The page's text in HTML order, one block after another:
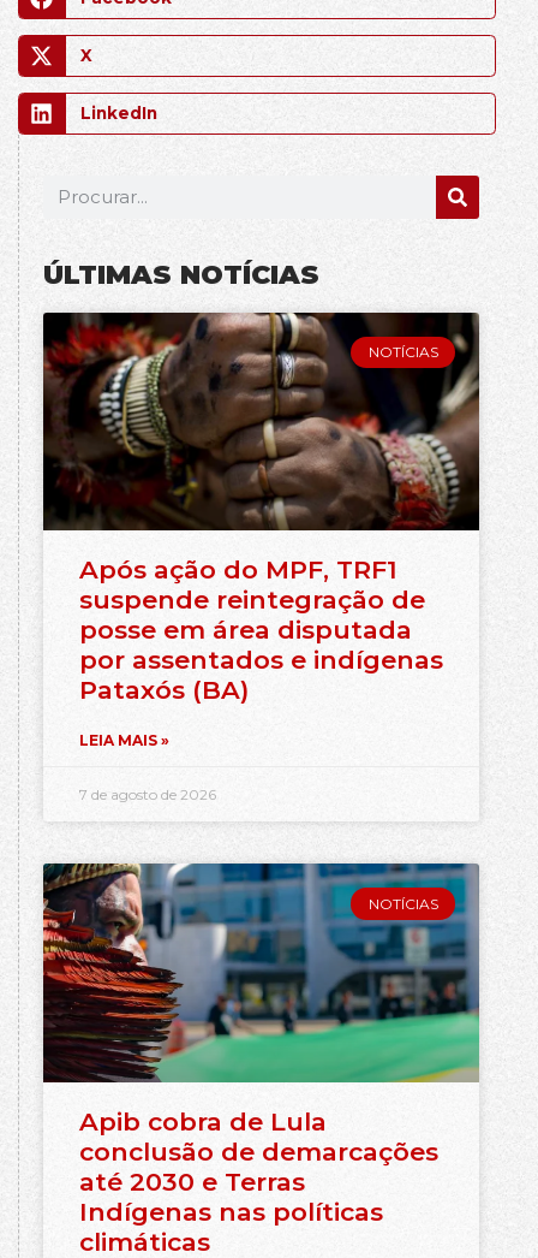
X
LinkedIn
ÚLTIMAS NOTÍCIAS
NOTÍCIAS
Após ação do MPF, TRF1
suspende reintegração de
posse em área disputada
por assentados e indígenas
Pataxós (BA)
LEIA MAIS »
7 de agosto de 2026
NOTÍCIAS
Apib cobra de Lula
conclusão de demarcações
até 2030 e Terras
Indígenas nas políticas
climáticas